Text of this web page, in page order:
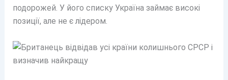
подорожей. У його списку Україна займає високі
позиції, але не є лідером.